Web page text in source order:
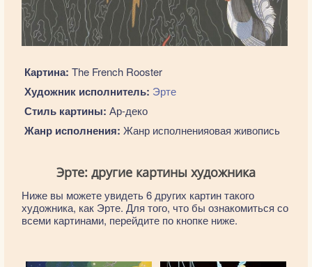
Картина: The French Rooster
Художник исполнитель: Эрте
Стиль картины: Ар-деко
Жанр исполнения: Жанр исполненияовая живопись
Эрте: другие картины художника
Ниже вы можете увидеть 6 других картин такого
художника, как Эрте. Для того, что бы ознакомиться со
всеми картинами, перейдите по кнопке ниже.